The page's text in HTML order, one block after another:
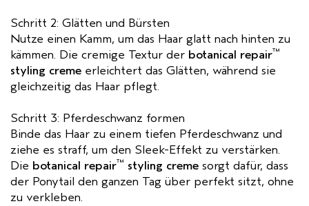
Schritt 2: Glätten und Bürsten
Nutze einen Kamm, um das Haar glatt nach hinten zu
kämmen. Die cremige Textur der botanical repair™
styling creme erleichtert das Glätten, während sie
gleichzeitig das Haar pflegt.
Schritt 3: Pferdeschwanz formen
Binde das Haar zu einem tiefen Pferdeschwanz und
ziehe es straff, um den Sleek-Effekt zu verstärken.
Die botanical repair™ styling creme sorgt dafür, dass
der Ponytail den ganzen Tag über perfekt sitzt, ohne
zu verkleben.